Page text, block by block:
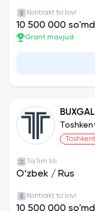
Kontrakt to'lovi
10 500 000
Grant mavjud
YO‘L
Ta'lim tili
O‘zbek / Rus
Kontrakt to'lovi
10 500 000